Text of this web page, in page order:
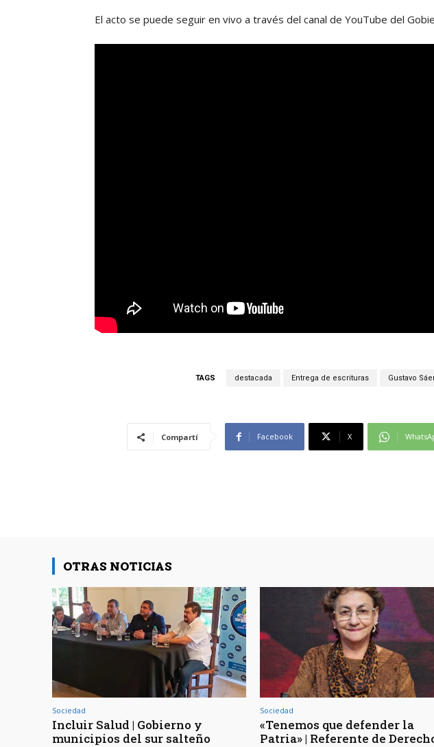
El acto se puede seguir en vivo a través del canal de YouTube del
TAGS destacada Entrega de escrituras Gustavo
Compartí Facebook X
OTRAS NOTICIAS
Sociedad
Incluir Salud | Gobierno y
municipios del sur salteño
Sociedad
«Tenemos que defender la
Patria» | Referente de